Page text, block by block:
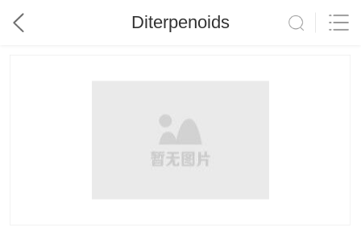
Diterpenoids